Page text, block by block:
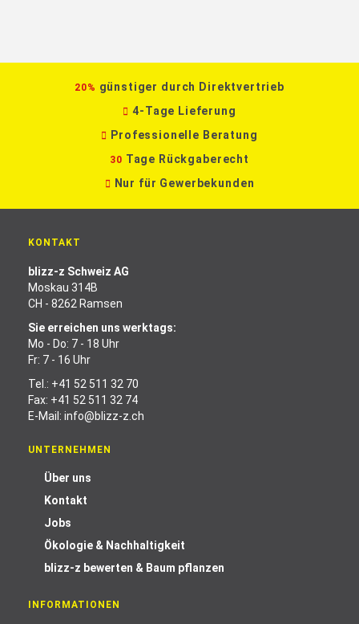
20% günstiger durch Direktvertrieb
4-Tage Lieferung
Professionelle Beratung
30 Tage Rückgaberecht
Nur für Gewerbekunden
KONTAKT
blizz-z Schweiz AG
Moskau 314B
CH - 8262 Ramsen
Sie erreichen uns werktags:
Mo - Do: 7 - 18 Uhr
Fr: 7 - 16 Uhr
Tel.: +41 52 511 32 70
Fax: +41 52 511 32 74
E-Mail: info@blizz-z.ch
UNTERNEHMEN
Über uns
Kontakt
Jobs
Ökologie & Nachhaltigkeit
blizz-z bewerten & Baum pflanzen
INFORMATIONEN